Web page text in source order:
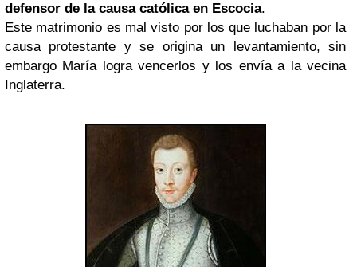
defensor de la causa católica en Escocia.
Este matrimonio es mal visto por los que luchaban por la
causa protestante y se origina un levantamiento, sin
embargo María logra vencerlos y los envía a la vecina
Inglaterra.